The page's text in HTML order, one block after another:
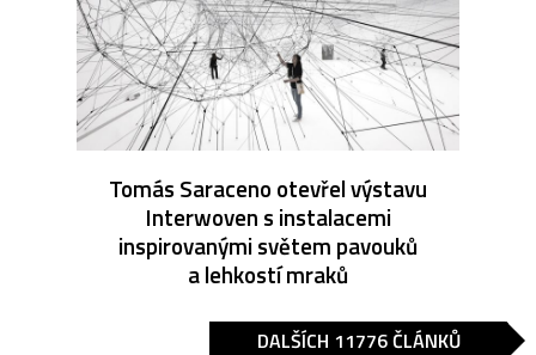
Tomás Saraceno otevřel výstavu
Interwoven s instalacemi
inspirovanými světem pavouků
a lehkostí mraků
DALŠÍCH 11776 ČLÁNKŮ